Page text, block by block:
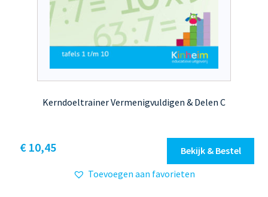
Kerndoeltrainer Vermenigvuldigen & Delen C
€ 10,45 Bekijk & Bestel
heeft
Toevoegen aan favorieten